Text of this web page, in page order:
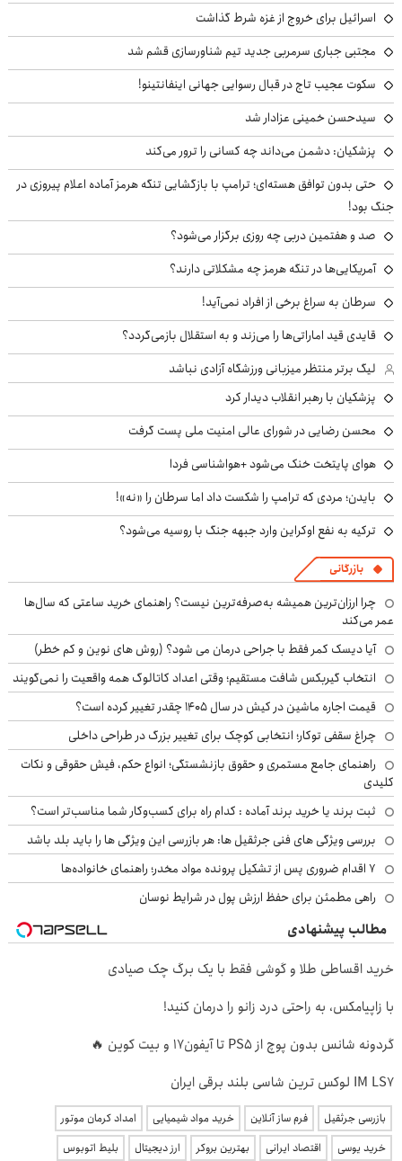
اسرائیل برای خروج از غزه شرط گذاشت
مجتبی جباری سرمربی جدید تیم شناورسازی قشم شد
سکوت عجیب تاج در قبال رسوایی جهانی اینفانتینو!
سیدحسن خمینی عزادار شد
پزشکیان: دشمن می‌داند چه کسانی را ترور می‌کند
حتی بدون توافق هسته‌ای؛ ترامپ با بازگشایی تنگه هرمز آماده اعلام پیروزی در
جنگ بود!
صد و هفتمین دربی چه روزی برگزار می‌شود؟
آمریکایی‌ها در تنگه هرمز چه مشکلاتی دارند؟
سرطان به سراغ برخی از افراد نمی‌آید!
قایدی قید اماراتی‌ها را می‌زند و به استقلال بازمی‌گردد؟
لیگ برتر منتظر میزبانی ورزشگاه آزادی نباشد
پزشکیان با رهبر انقلاب دیدار کرد
محسن رضایی در شورای عالی امنیت ملی پست گرفت
هوای پایتخت خنک می‌شود +هواشناسی فردا
بایدن؛ مردی که ترامپ را شکست داد اما سرطان را «نه»!
ترکیه به نفع اوکراین وارد جبهه جنگ با روسیه می‌شود؟
بازرگانی
چرا ارزان‌ترین همیشه به‌صرفه‌ترین نیست؟ راهنمای خرید ساعتی که سال‌ها
عمر می‌کند
آیا دیسک کمر فقط با جراحی درمان می شود؟ (روش های نوین و کم خطر)
انتخاب گیربکس شافت مستقیم؛ وقتی اعداد کاتالوگ همه واقعیت را نمی‌گویند
قیمت اجاره ماشین در کیش در سال ۱۴۰۵ چقدر تغییر کرده است؟
چراغ سقفی توکار؛ انتخابی کوچک برای تغییر بزرگ در طراحی داخلی
راهنمای جامع مستمری و حقوق بازنشستگی؛ انواع حکم، فیش حقوقی و نکات
کلیدی
ثبت برند یا خرید برند آماده : کدام راه برای کسب‌وکار شما مناسب‌تر است؟
بررسی ویژگی های فنی جرثقیل ها: هر بازرسی این ویژگی ها را باید بلد باشد
۷ اقدام ضروری پس از تشکیل پرونده مواد مخدر؛ راهنمای خانواده‌ها
راهی مطمئن برای حفظ ارزش پول در شرایط نوسان
مطالب پیشنهادی
خرید اقساطی طلا و گوشی فقط با یک برگ چک صیادی
با زاپیامکس، به راحتی درد زانو را درمان کنید!
گردونه شانس بدون پوچ از PS5 تا آیفون17 و بیت کوین 🔥
IM LS7 لوکس ترین شاسی بلند برقی ایران
بازرسی جرثقیل فرم ساز آنلاین خرید مواد شیمیایی
امداد کرمان موتور
خرید یوسی
اقتصاد ایرانی بهترین بروکر ارز دیجیتال بلیط اتوبوس